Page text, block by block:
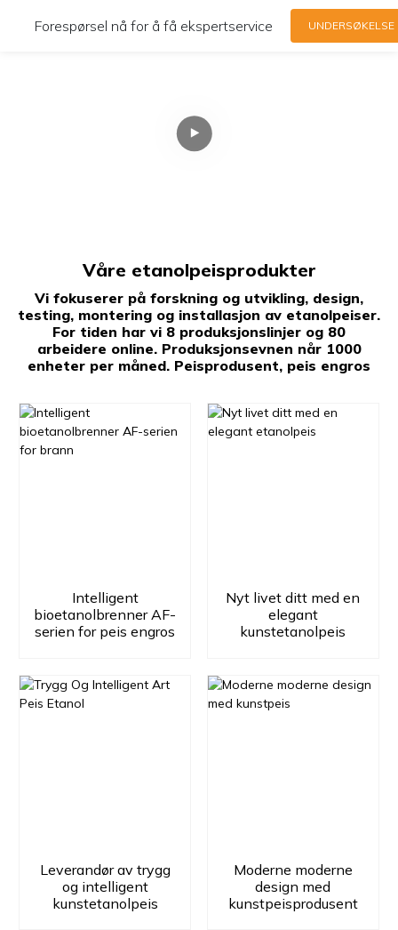
Forespørsel nå for å få ekspertservice UNDERSØKELSE
Våre etanolpeisprodukter
Vi fokuserer på forskning og utvikling, design,
testing, montering og installasjon av etanolpeiser.
For tiden har vi 8 produksjonslinjer og 80
arbeidere online. Produksjonsevnen når 1000
enheter per måned. Peisprodusent, peis engros
Intelligent
bioetanolbrenner AF-
serien for peis engros
Nyt livet ditt med en
elegant
kunstetanolpeis
Leverandør av trygg
og intelligent
kunstetanolpeis
Moderne moderne
design med
kunstpeisprodusent